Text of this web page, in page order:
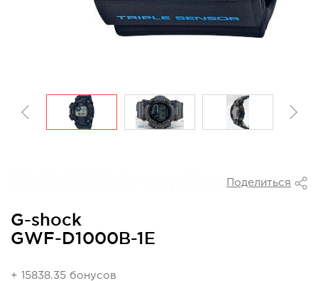
Поделиться
G-shock
GWF-D1000B-1E
+ 15838.35 бонусов